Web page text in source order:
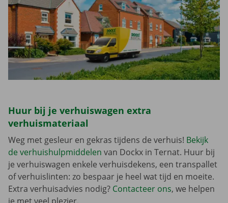
Huur bij je verhuiswagen extra
verhuismateriaal
Weg met gesleur en gekras tijdens de verhuis! Bekijk
de verhuishulpmiddelen van Dockx in Ternat. Huur bij
je verhuiswagen enkele verhuisdekens, een transpallet
of verhuislinten: zo bespaar je heel wat tijd en moeite.
Extra verhuisadvies nodig? Contacteer ons, we helpen